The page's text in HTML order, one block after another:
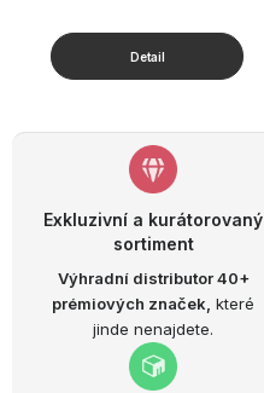
Exkluzivní a kurátorovaný
sortiment
Výhradní distributor 40+
prémiových značek, které
jinde nenajdete.